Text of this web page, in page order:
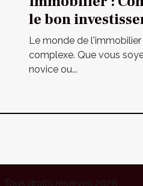
le bon
Le monde de
complexe. Que vous
novice ou...
Tous droits réservés 2026